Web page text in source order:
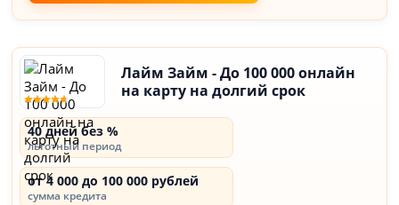
Лайм Займ - До 100 000 онлайн
на карту на долгий срок
40 дней без %
льготный период
от 4 000 до 100 000 рублей
сумма кредита